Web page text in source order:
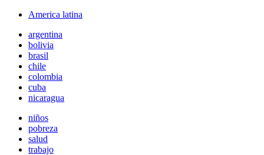
America latina
argentina
bolivia
brasil
chile
colombia
cuba
nicaragua
niños
pobreza
salud
trabajo